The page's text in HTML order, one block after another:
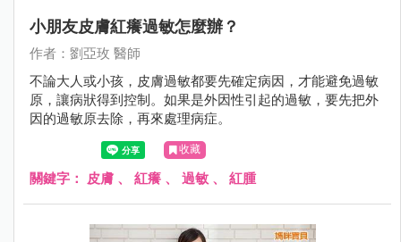
小朋友皮膚紅癢過敏怎麼辦？
作者：劉亞玫 醫師
不論大人或小孩，皮膚過敏都要先確定病因，才能避免過敏
原，讓病狀得到控制。如果是外因性引起的過敏，要先把外
因的過敏原去除，再來處理病症。
收藏
關鍵字： 皮膚 、 紅癢 、 過敏 、 紅腫